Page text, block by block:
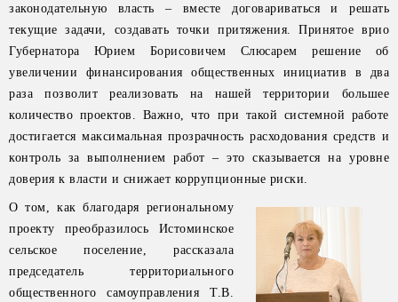
законодательную власть – вместе договариваться и решать
текущие задачи, создавать точки притяжения. Принятое врио
Губернатора Юрием Борисовичем Слюсарем решение об
увеличении финансирования общественных инициатив в два
раза позволит реализовать на нашей территории большее
количество проектов. Важно, что при такой системной работе
достигается максимальная прозрачность расходования средств и
контроль за выполнением работ – это сказывается на уровне
доверия к власти и снижает коррупционные риски.
О том, как благодаря региональному
проекту преобразилось Истоминское
сельское поселение, рассказала
председатель территориального
общественного самоуправления Т.В.